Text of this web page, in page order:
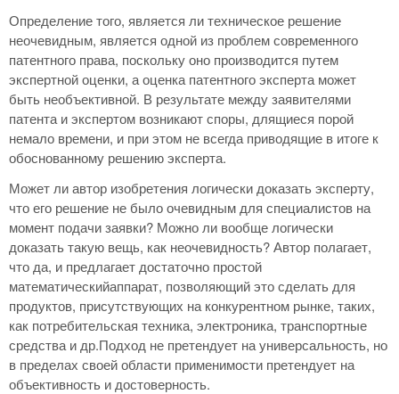
Определение того, является ли техническое решение
неочевидным, является одной из проблем современного
патентного права, поскольку оно производится путем
экспертной оценки, а оценка патентного эксперта может
быть необъективной. В результате между заявителями
патента и экспертом возникают споры, длящиеся порой
немало времени, и при этом не всегда приводящие в итоге к
обоснованному решению эксперта.
Может ли автор изобретения логически доказать эксперту,
что его решение не было очевидным для специалистов на
момент подачи заявки? Можно ли вообще логически
доказать такую вещь, как неочевидность? Автор полагает,
что да, и предлагает достаточно простой
математическийаппарат, позволяющий это сделать для
продуктов, присутствующих на конкурентном рынке, таких,
как потребительская техника, электроника, транспортные
средства и др.Подход не претендует на универсальность, но
в пределах своей области применимости претендует на
объективность и достоверность.